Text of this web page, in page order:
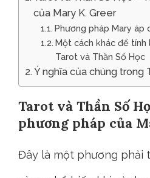
của Mary K. Greer
Phương pháp Mary áp
Một cách khác để tính
Tarot và Thần Số Học
Ý nghĩa của chúng trong
Tarot và Thần Số
phương pháp của
Đây là một phương phải